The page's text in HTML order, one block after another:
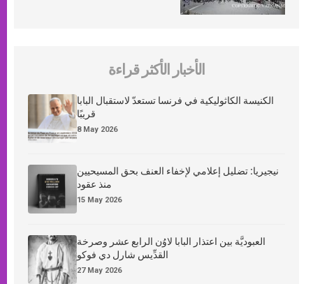
الأخبار الأكثر قراءة
الكنيسة الكاثوليكية في فرنسا تستعدّ لاستقبال البابا
قريبًا
8 May 2026
نيجيريا: تضليل إعلامي لإخفاء العنف بحق المسيحيين
منذ عقود
15 May 2026
العبوديَّة بين اعتذار البابا لاوُن الرابع عشر وصرخة
القدِّيس شارل دي فوكو
27 May 2026